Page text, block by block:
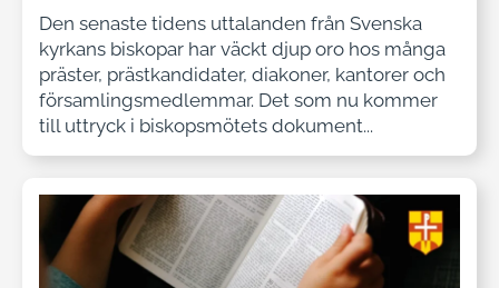
Den senaste tidens uttalanden från Svenska
kyrkans biskopar har väckt djup oro hos många
präster, prästkandidater, diakoner, kantorer och
församlingsmedlemmar. Det som nu kommer
till uttryck i biskopsmötets dokument...